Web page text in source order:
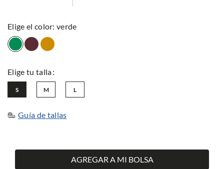
: verde
L
M
S
Guía de tallas
AGREGAR A MI BOLSA